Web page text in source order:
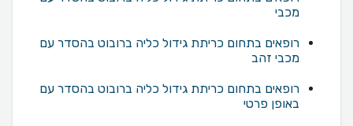
מכבי
רופאים בתחום כריתת גידול כליה ברובוט בהסדר עם
מכבי זהב
רופאים בתחום כריתת גידול כליה ברובוט בהסדר עם
באופן פרטי